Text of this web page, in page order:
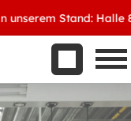
Stand: Halle 8,